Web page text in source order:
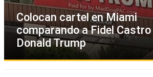
Colocan cartel en Miami
comparando a Fidel Castro
Donald Trump